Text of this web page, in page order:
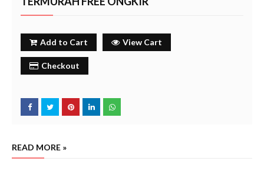
Add to Cart View Cart
Checkout
READ MORE »